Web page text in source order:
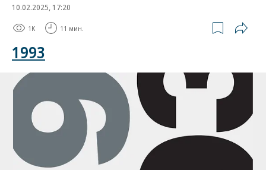
10.02.2025, 17:20
1K 11 мин.
1993